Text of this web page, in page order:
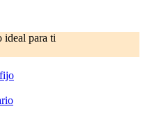
ideal para ti